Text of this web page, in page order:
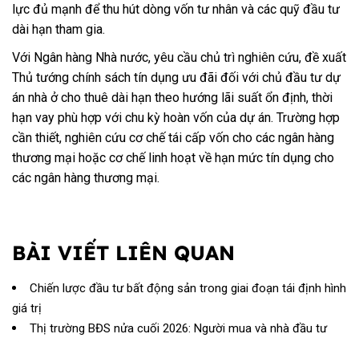
lực đủ mạnh để thu hút dòng vốn tư nhân và các quỹ đầu tư
dài hạn tham gia.
Với Ngân hàng Nhà nước, yêu cầu chủ trì nghiên cứu, đề xuất
Thủ tướng chính sách tín dụng ưu đãi đối với chủ đầu tư dự
án nhà ở cho thuê dài hạn theo hướng lãi suất ổn định, thời
hạn vay phù hợp với chu kỳ hoàn vốn của dự án. Trường hợp
cần thiết, nghiên cứu cơ chế tái cấp vốn cho các ngân hàng
thương mại hoặc cơ chế linh hoạt về hạn mức tín dụng cho
các ngân hàng thương mại.
BÀI VIẾT LIÊN QUAN
Chiến lược đầu tư bất động sản trong giai đoạn tái định hình
giá trị
Thị trường BĐS nửa cuối 2026: Người mua và nhà đầu tư